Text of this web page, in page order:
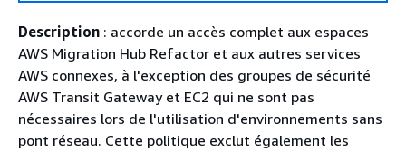
Description : accorde un accès complet aux espaces
AWS Migration Hub Refactor et aux autres services
AWS connexes, à l'exception des groupes de sécurité
AWS Transit Gateway et EC2 qui ne sont pas
nécessaires lors de l'utilisation d'environnements sans
pont réseau. Cette politique exclut également les